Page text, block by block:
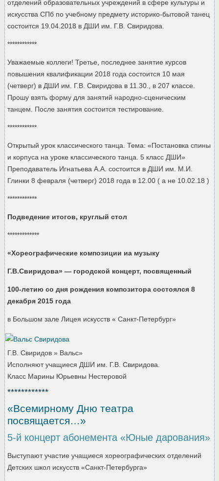
отделений образовательных учреждений в сфере культуры и
искусства СПб по учебному предмету историко-бытовой танец
состоится 19.04.2018 в ДШИ им. Г.В. Свиридова.
************
Уважаемые коллеги! Третье, последнее занятие курсов
повышения квалификации 2018 года состоится 10 мая
(четверг) в ДШИ им. Г.В. Свиридова в 11.30., в 207 классе.
Прошу взять форму для занятий народно-сценическим
танцем. После занятия состоится тестирование.
************
Открытый урок классического танца. Тема: «Постановка спины
и корпуса на уроке классического танца. 5 класс ДШИ»
Преподаватель Игнатьева А.А. состоится в ДШИ им. М.И.
Глинки 8 февраля (четверг) 2018 года в 12.00 ( а не 10.02.18 )
************
Подведение итогов, круглый стол
*************
«Хореографические композиции иа музыку
Г.В.Свиридова» — городской концерт, посвященный
100-летию со дня рождения композитора состоялся 8
декабря 2015 года
в Большом зале Лицея искусств « Санкт-Петербург»
Г.В. Свиридов » Вальс»
Исполняют учащиеся ДШИ им. Г.В. Свиридова.
Класс Марины Юрьевны Нестеровой
************
«Всемирному Дню театра
посвящается…»
5-й концерт абонемента «Юные дарования»
Выступают участие учащиеся хореографических отделений
Детских школ искусств «Санкт-Петербурга»